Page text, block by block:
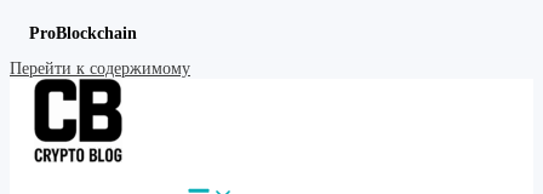
ProBlockchain
Перейти к содержимому